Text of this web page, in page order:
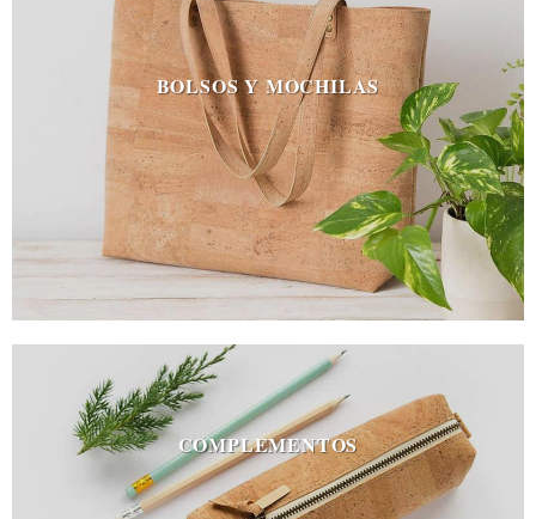
BOLSOS Y MOCHILAS
COMPLEMENTOS